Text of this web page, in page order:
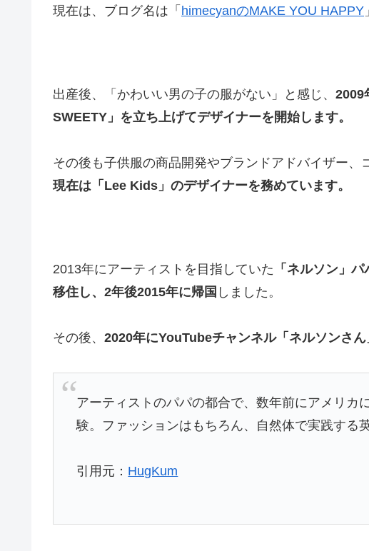
現在は、ブログ名は「 himecyanのMAKE YOU HAPPY
出産後、「かわいい男の子の服がない」と感じ、 2009
SWEETY」を立ち上げてデザイナーを開始します。
その後も子供服の商品開発やブランドアドバイザー、
現在は「Lee Kids」のデザイナーを務めています。
2013年にアーティストを目指していた 「ネルソン」
移住し、2年後2015年に帰国 しました。
その後、 2020年にYouTubeチャンネル「ネルソンさ
アーティストのパパの都合で、数年前にアメリカ
験。ファッションはもちろん、自然体で実践する
引用元： HugKum